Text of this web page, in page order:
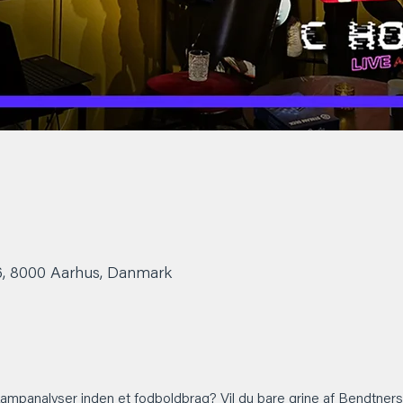
8000 Aarhus, Danmark
inden et fodboldbrag? Vil du bare grine af